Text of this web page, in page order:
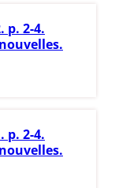
p. 2-4.
p. 2-4.